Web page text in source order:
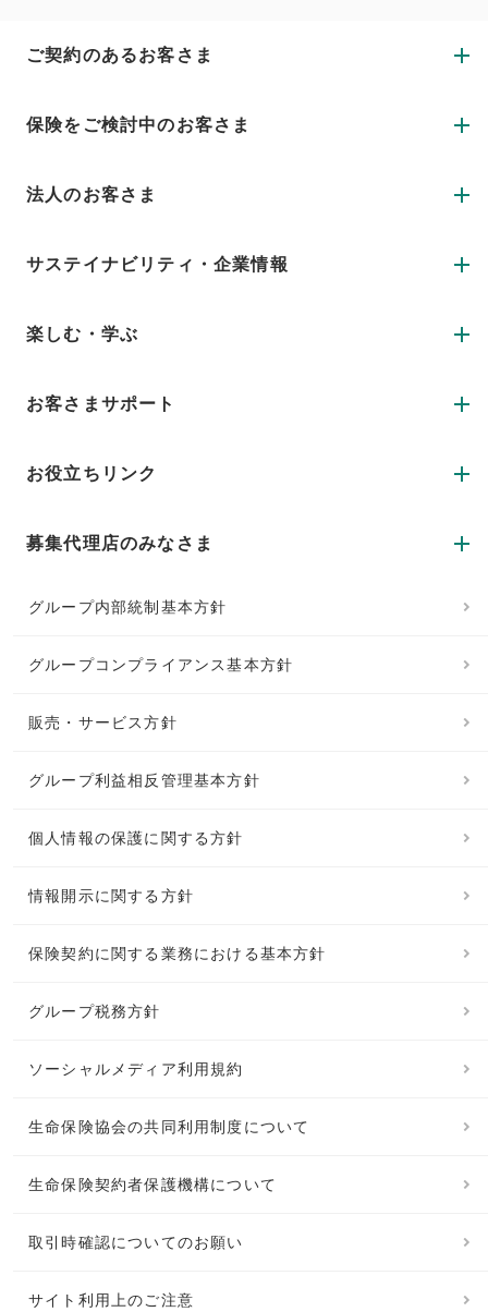
ご契約のあるお客さま
保険をご検討中のお客さま
法人のお客さま
サステイナビリティ・企業情報
楽しむ・学ぶ
お客さまサポート
お役立ちリンク
募集代理店のみなさま
グループ内部統制基本方針
グループコンプライアンス基本方針
販売・サービス方針
グループ利益相反管理基本方針
個人情報の保護に関する方針
情報開示に関する方針
保険契約に関する業務における基本方針
グループ税務方針
ソーシャルメディア利用規約
生命保険協会の共同利用制度について
生命保険契約者保護機構について
取引時確認についてのお願い
サイト利用上のご注意